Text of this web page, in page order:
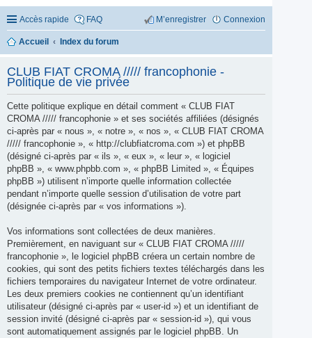
Accès rapide FAQ Connexion
M’enregistrer
Accueil Index du forum
CLUB FIAT CROMA ///// francophonie -
Politique de vie privée
Cette politique explique en détail comment « CLUB FIAT
CROMA ///// francophonie » et ses sociétés affiliées (désignés
ci-après par « nous », « notre », « nos », « CLUB FIAT CROMA
///// francophonie », « http://clubfiatcroma.com ») et phpBB
(désigné ci-après par « ils », « eux », « leur », « logiciel
phpBB », « www.phpbb.com », « phpBB Limited », « Équipes
phpBB ») utilisent n’importe quelle information collectée
pendant n’importe quelle session d’utilisation de votre part
(désignée ci-après par « vos informations »).
Vos informations sont collectées de deux manières.
Premièrement, en naviguant sur « CLUB FIAT CROMA /////
francophonie », le logiciel phpBB créera un certain nombre de
cookies, qui sont des petits fichiers textes téléchargés dans les
fichiers temporaires du navigateur Internet de votre ordinateur.
Les deux premiers cookies ne contiennent qu’un identifiant
utilisateur (désigné ci-après par « user-id ») et un identifiant de
session invité (désigné ci-après par « session-id »), qui vous
sont automatiquement assignés par le logiciel phpBB. Un